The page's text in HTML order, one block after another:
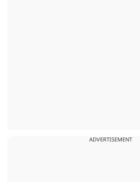
ADVERTISEMENT